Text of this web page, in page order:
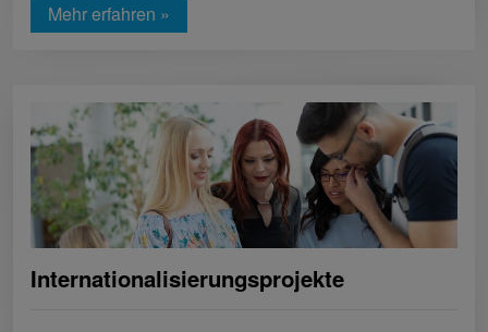
Mehr erfahren »
Internationalisierungsprojekte